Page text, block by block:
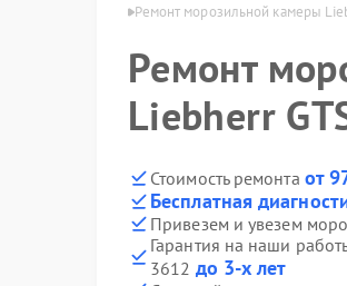
Ремонт морозильной камеры
Ремонт
Liebherr
Стоимость ремонта от
Бесплатная
Привезем и увезем
Гарантия на наши
3612 до 3-х лет